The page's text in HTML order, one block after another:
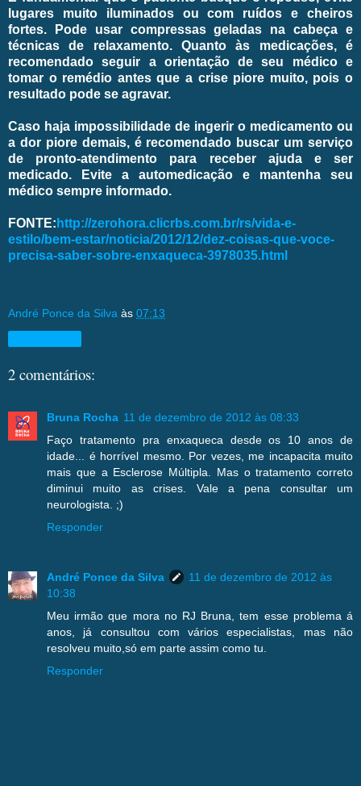
lugares muito iluminados ou com ruídos e cheiros
fortes. Pode usar compressas geladas na cabeça e
técnicas de relaxamento. Quanto às medicações, é
recomendado seguir a orientação de seu médico e
tomar o remédio antes que a crise piore muito, pois o
resultado pode se agravar.
Caso haja impossibilidade de ingerir o medicamento ou
a dor piore demais, é recomendado buscar um serviço
de pronto-atendimento para receber ajuda e ser
medicado. Evite a automedicação e mantenha seu
médico sempre informado.
FONTE: http://zerohora.clicrbs.com.br/rs/vida-e-
estilo/bem-estar/noticia/2012/12/dez-coisas-que-voce-
precisa-saber-sobre-enxaqueca-3978035.html
André Ponce da Silva às 07:13
2 comentários:
Bruna Rocha 11 de dezembro de 2012 às 08:33
Faço tratamento pra enxaqueca desde os 10 anos de
idade... é horrível mesmo. Por vezes, me incapacita muito
mais que a Esclerose Múltipla. Mas o tratamento correto
diminui muito as crises. Vale a pena consultar um
neurologista. ;)
Responder
André Ponce da Silva
11 de dezembro de 2012 às
10:38
Meu irmão que mora no RJ Bruna, tem esse problema á
anos, já consultou com vários especialistas, mas não
resolveu muito,só em parte assim como tu.
Responder